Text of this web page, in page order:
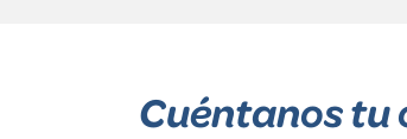
Cuéntanos tu